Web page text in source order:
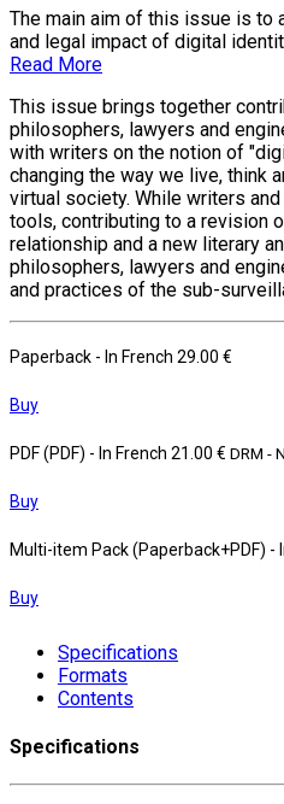
The main aim of this issue is to
and legal impact of digital
Read More
This issue brings together
philosophers, lawyers and
with writers on the notion of
changing the way we live, think
virtual society. While writers
tools, contributing to a revision
relationship and a new literary
philosophers, lawyers and
and practices of the sub-
Paperback - In French 29.00 €
Buy
PDF (PDF) - In French 21.00 € DRM -
Buy
Multi-item Pack (Paperback+PDF) -
Buy
Specifications
Formats
Contents
Specifications